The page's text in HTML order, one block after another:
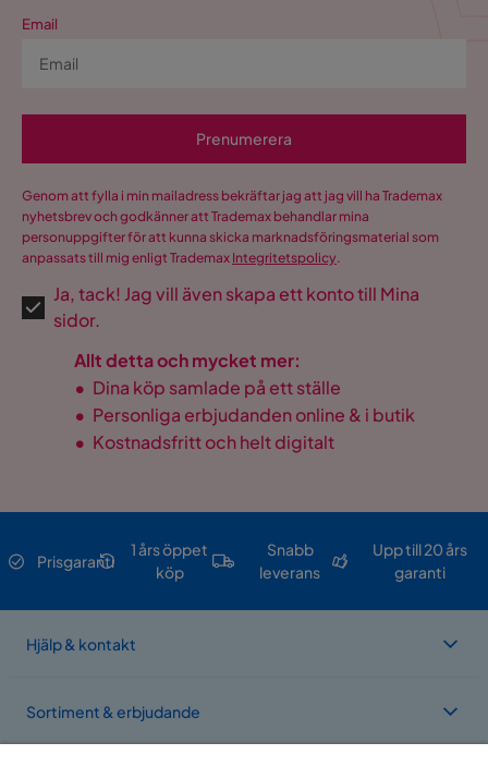
Email
Prenumerera
Genom att fylla i min mailadress bekräftar jag att jag vill ha Trademax
nyhetsbrev och godkänner att Trademax behandlar mina
personuppgifter för att kunna skicka marknadsföringsmaterial som
anpassats till mig enligt Trademax Integritetspolicy.
Ja, tack! Jag vill även skapa ett konto till Mina
sidor.
Allt detta och mycket mer:
• Dina köp samlade på ett ställe
• Personliga erbjudanden online & i butik
• Kostnadsfritt och helt digitalt
Prisgaranti
1 års öppet
köp
Snabb
leverans
Upp till 20 års
garanti
Hjälp & kontakt
Sortiment & erbjudande